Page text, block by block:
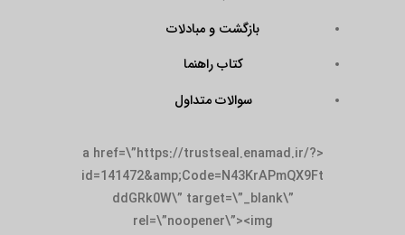
بازگشت و مبادلات
کتاب راهنما
سوالات متداول
<a href=\”https://trustseal.enamad.ir/?
id=141472&amp;Code=N43KrAPmQX9Ft
ddGRk0W\” target=\”_blank\”
rel=\”noopener\”><img